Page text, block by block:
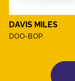
DAVIS MILES
DOO-BOP